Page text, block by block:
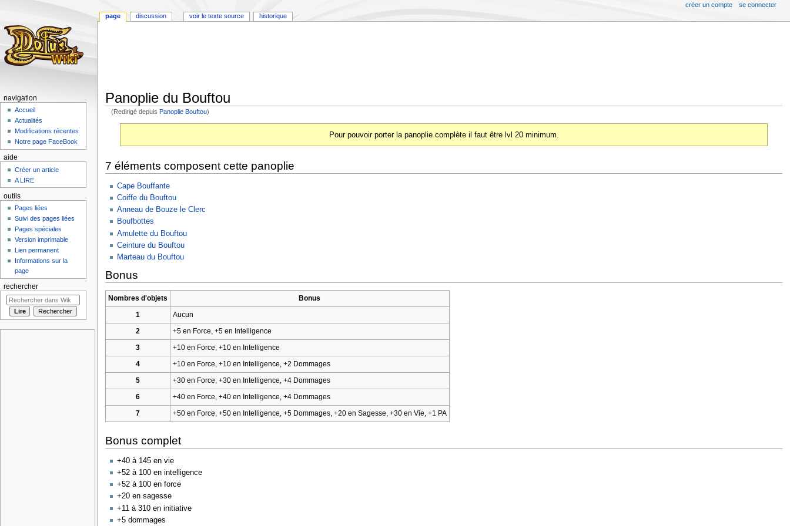
Panoplie du Bouftou
(Redirigé depuisPanoplie Bouftou)
navigation
recherche
Pour pouvoir porter la panoplie complète il faut être lvl 20 minimum.
7 éléments composent cette panoplie
Cape Bouffante
Coiffe du Bouftou
Anneau de Bouze le Clerc
Boufbottes
Amulette du Bouftou
Ceinture du Bouftou
Marteau du Bouftou
Bonus
Nombres d'objets
Bonus
1
Aucun
2
+5 en Force, +5 en Intelligence
3
+10 en Force, +10 en Intelligence
4
+10 en Force, +10 en Intelligence, +2 Dommages
5
+30 en Force, +30 en Intelligence, +4 Dommages
6
+40 en Force, +40 en Intelligence, +4 Dommages
7
+50 en Force, +50 en Intelligence, +5 Dommages, +20 en Sagesse, +30 en Vie, +1 PA
Bonus complet
+40 à 145 en vie
+52 à 100 en intelligence
+52 à 100 en force
+20 en sagesse
+11 à 310 en initiative
+5 dommages
page discussion voir le texte source historique
créer un compte se connecter
navigation
Accueil
Actualités
Modifications récentes
Notre page FaceBook
aide
Créer un article
A LIRE
outils
Pages liées
Suivi des pages liées
Pages spéciales
Version imprimable
Lien permanent
Informations sur la
page
rechercher